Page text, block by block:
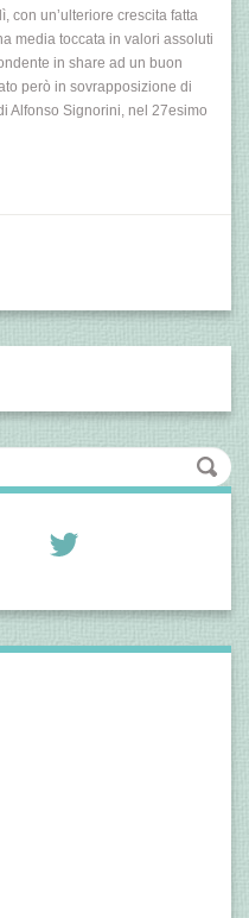
con un’ulteriore crescita fatta
media toccata in valori assoluti
in share ad un buon
però in sovrapposizione di
Alfonso Signorini, nel 27esimo